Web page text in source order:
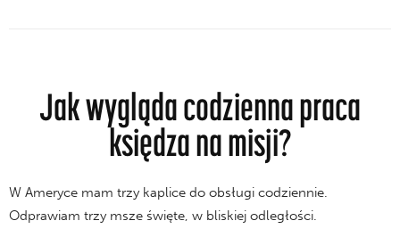
Jak wygląda codzienna praca
księdza na misji?
W Ameryce mam trzy kaplice do obsługi codziennie.
Odprawiam trzy msze święte, w bliskiej odległości.